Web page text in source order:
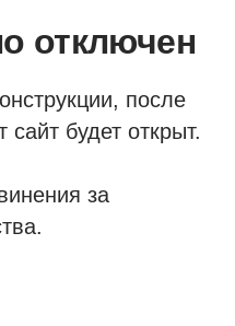
отключен
после
будет открыт.
за